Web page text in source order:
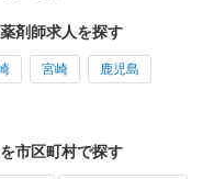
剤師求人を探す
宮崎 鹿児島
市区町村で探す